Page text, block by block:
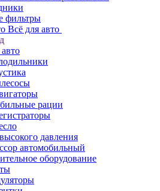
фильтры
Всё для авто
рации
давления
автомобильный
оборудование